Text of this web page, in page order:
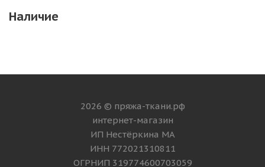
Наличие
2026 © пряжа-ткани.рф
интернет-магазин
ИП Нестёркина МА
ИНН 772021310811
ОГРНИП 319774600703059